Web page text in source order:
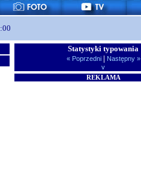
Statystyki typowania
« Poprzedni | Następny »
v
REKLAMA